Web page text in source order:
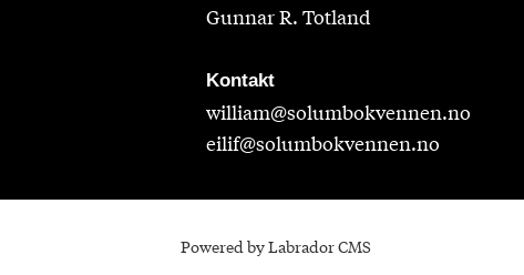
Gunnar R. Totland
Kontakt
william@solumbokvennen.no
eilif@solumbokvennen.no
Powered by Labrador CMS